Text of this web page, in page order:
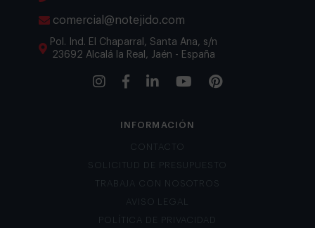
comercial@notejido.com
Pol. Ind. El Chaparral, Santa Ana, s/n
23692 Alcalá la Real, Jaén - España
INFORMACIÓN
CONTACTO
SOLICITUD DE PRESUPUESTO
TRABAJA CON NOSOTROS
AVISO LEGAL
POLÍTICA DE PRIVACIDAD